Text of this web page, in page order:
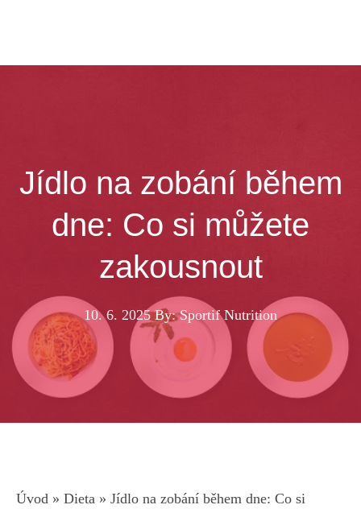
Jídlo na zobání během
dne: Co si můžete
zakousnout
10. 6. 2025 By: Sportif Nutrition
Úvod » Dieta » Jídlo na zobání během dne: Co si